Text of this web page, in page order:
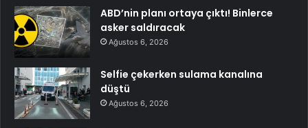
ABD’nin planı ortaya çıktı! Binlerce
asker saldıracak
Ağustos 6, 2026
Selfie çekerken sulama kanalına
düştü
Ağustos 6, 2026